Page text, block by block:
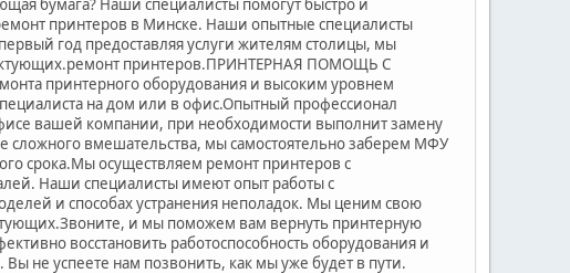
бумага? Наши специалисты помогут быстро и
принтеров в Минске. Наши опытные специалисты
год предоставляя услуги жителям столицы, мы
принтеров.ПРИНТЕРНАЯ ПОМОЩЬ С
принтерного оборудования и высоким уровнем
на дом или в офис.Опытный профессионал
вашей компании, при необходимости выполнит замену
сложного вмешательства, мы самостоятельно заберем МФУ
срока.Мы осуществляем ремонт принтеров с
Наши специалисты имеют опыт работы с
и способах устранения неполадок. Мы ценим свою
и мы поможем вам вернуть принтерную
восстановить работоспособность оборудования и
не успеете нам позвонить, как мы уже будет в пути.